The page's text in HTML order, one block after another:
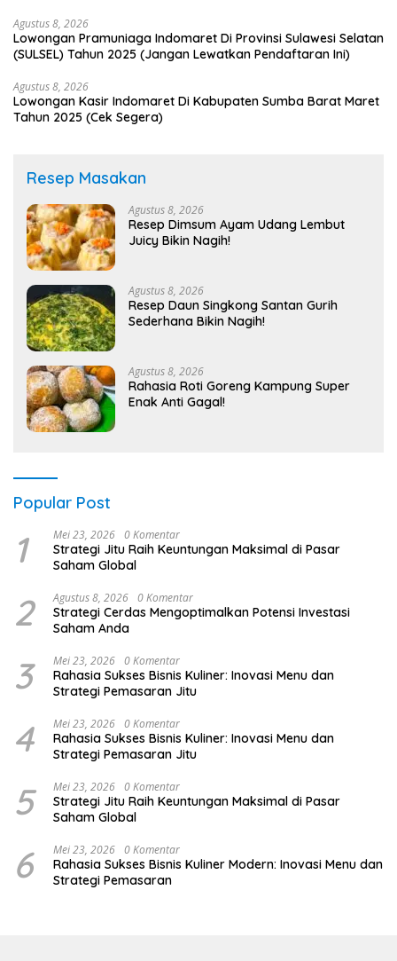
Agustus 8, 2026
Lowongan Pramuniaga Indomaret Di Provinsi Sulawesi Selatan
(SULSEL) Tahun 2025 (Jangan Lewatkan Pendaftaran Ini)
Agustus 8, 2026
Lowongan Kasir Indomaret Di Kabupaten Sumba Barat Maret
Tahun 2025 (Cek Segera)
Resep Masakan
Agustus 8, 2026
Resep Dimsum Ayam Udang Lembut
Juicy Bikin Nagih!
Agustus 8, 2026
Resep Daun Singkong Santan Gurih
Sederhana Bikin Nagih!
Agustus 8, 2026
Rahasia Roti Goreng Kampung Super
Enak Anti Gagal!
Popular Post
1 Mei 23, 2026 0 Komentar
Strategi Jitu Raih Keuntungan Maksimal di Pasar
Saham Global
2 Agustus 8, 2026 0 Komentar
Strategi Cerdas Mengoptimalkan Potensi Investasi
Saham Anda
3 Mei 23, 2026 0 Komentar
Rahasia Sukses Bisnis Kuliner: Inovasi Menu dan
Strategi Pemasaran Jitu
4 Mei 23, 2026 0 Komentar
Rahasia Sukses Bisnis Kuliner: Inovasi Menu dan
Strategi Pemasaran Jitu
5 Mei 23, 2026 0 Komentar
Strategi Jitu Raih Keuntungan Maksimal di Pasar
Saham Global
6 Mei 23, 2026 0 Komentar
Rahasia Sukses Bisnis Kuliner Modern: Inovasi Menu dan
Strategi Pemasaran